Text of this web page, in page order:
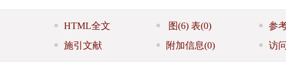
HTML全文 图(6) 表(0) 参
施引文献 附加信息(0) 访